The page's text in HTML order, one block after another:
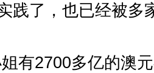
践了，也已经被多
姐有2700多亿的澳